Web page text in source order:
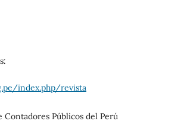
index.php/revista
Contadores Públicos del Perú